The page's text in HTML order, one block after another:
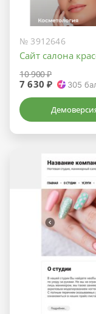
№ 3912646
Сайт салона
10 900 ₽
7 630 ₽ 305